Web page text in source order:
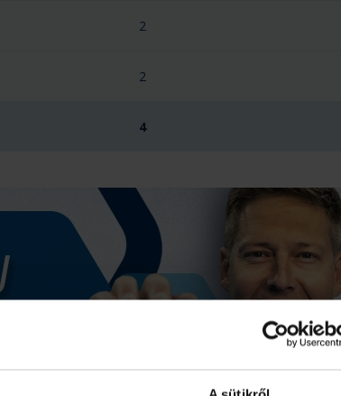
2
2
4